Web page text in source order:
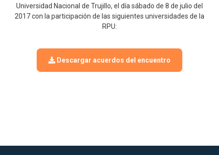
Universidad Nacional de Trujillo, el día sábado de 8 de julio del
2017 con la participación de las siguientes universidades de la
RPU:
Descargar acuerdos del encuentro